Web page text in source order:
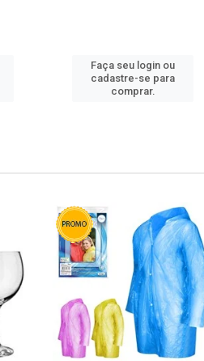
Faça seu login ou
cadastre-se para
comprar.